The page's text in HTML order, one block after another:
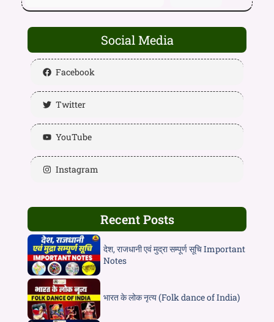
Social Media
Facebook
Twitter
YouTube
Instagram
Recent Posts
देश, राजधानी एवं मुद्रा सम्पूर्ण सूचि Important
Notes
भारत के लोक नृत्य (Folk dance of India)